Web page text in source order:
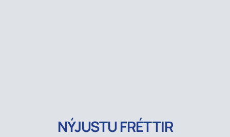
NÝJUSTU FRÉTTIR